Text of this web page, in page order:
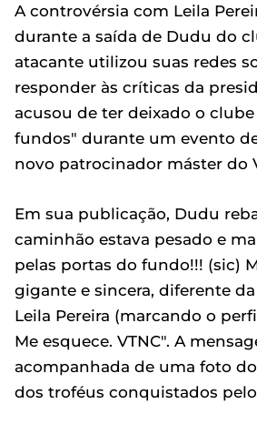
A controvérsia com Leila
durante a saída de Dudu do
atacante utilizou suas redes
responder às críticas da
acusou de ter deixado o
fundos" durante um evento
novo patrocinador máster do
Em sua publicação, Dudu
caminhão estava pesado e
pelas portas do fundo!!! (sic)
gigante e sincera, diferente
Leila Pereira (marcando o
Me esquece. VTNC". A
acompanhada de uma foto
dos troféus conquistados